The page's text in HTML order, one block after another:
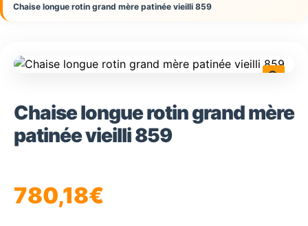
Chaise longue rotin grand mère patinée vieilli 859
Chaise longue rotin grand mère
patinée vieilli 859
780,18€